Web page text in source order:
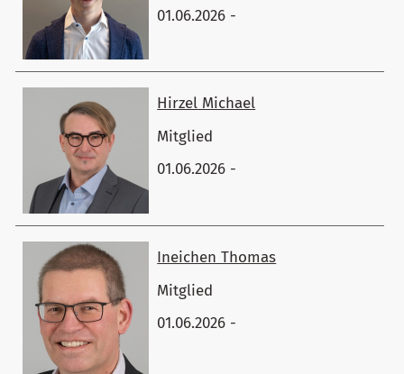
01.06.2026 -
Hirzel ​Michael
Mitglied
01.06.2026 -
Ineichen ​Thomas
Mitglied
01.06.2026 -